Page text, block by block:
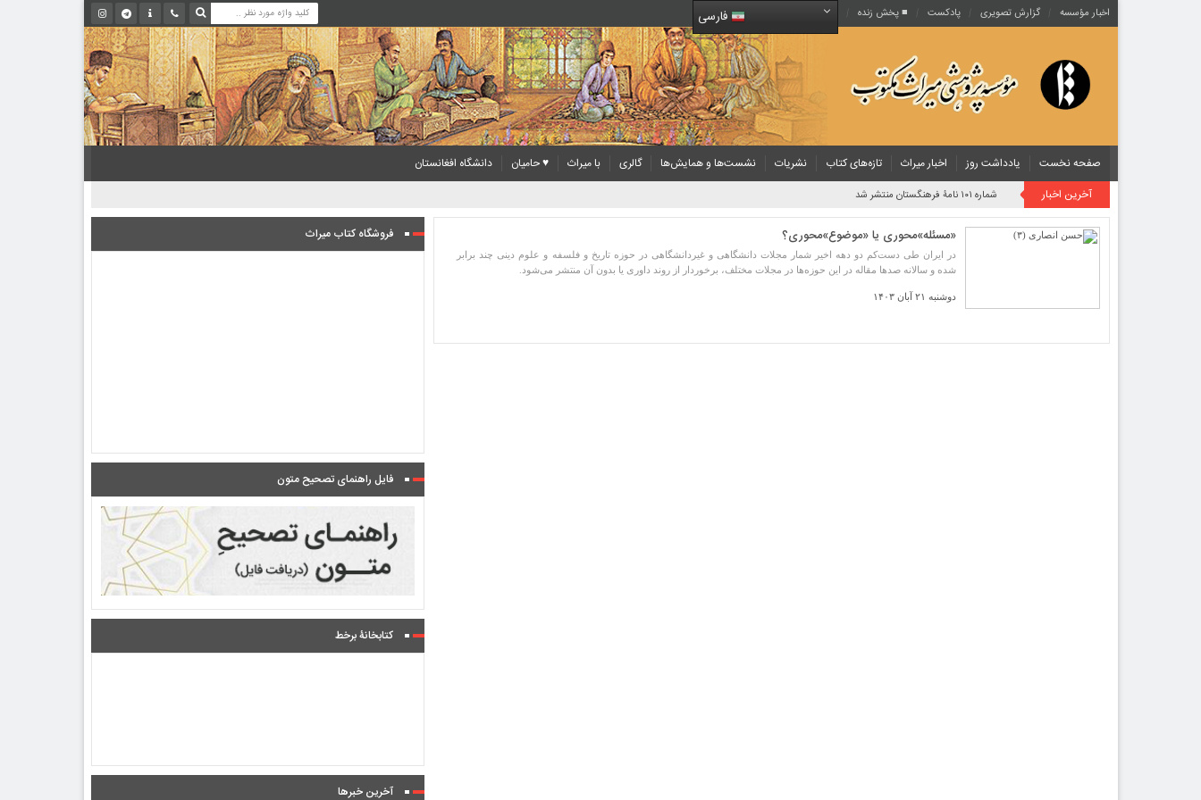
اخبار مؤسسه گزارش تصویری پادکست‌ ■ پخش زنده فارسی
صفحه نخست یادداشت روز اخبار میراث تازه‌های کتاب نشریات نشست‌ها و همایش‌ها گالری با میراث ♥ حامیان
دانشگاه افغانستان
آخرین اخبار
شماره ۱۰۱ نامۀ فرهنگستان منتشر شد
«مسئله»محوری یا «موضوع»محوری؟
در ایران طی دست‌كم دو دهه اخیر شمار مجلات دانشگاهی و غیردانشگاهی در حوزه تاریخ و فلسفه و علوم دینی چند برابر
شده و سالانه صدها مقاله در این حوزه‌ها در مجلات مختلف، برخوردار از روند داوری یا بدون آن منتشر می‌شود.
دوشنبه ۲۱ آبان ۱۴۰۳
فروشگاه کتاب میراث
فایل راهنمای تصحیح متون
کتابخانۀ برخط
آخرین خبرها